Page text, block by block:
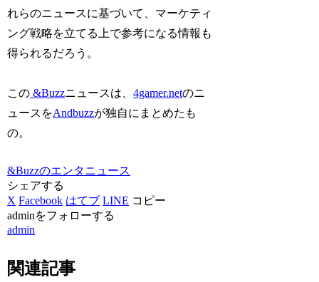
れらのニュースに基づいて、マーケティ
ング戦略を立てる上で参考になる情報も
得られるだろう。
この &Buzzニュースは、4gamer.netのニ
ュースをAndbuzzが独自にまとめたも
の。
&Buzzのエンタニュース
シェアする
X Facebook はてブ LINE コピー
adminをフォローする
admin
関連記事